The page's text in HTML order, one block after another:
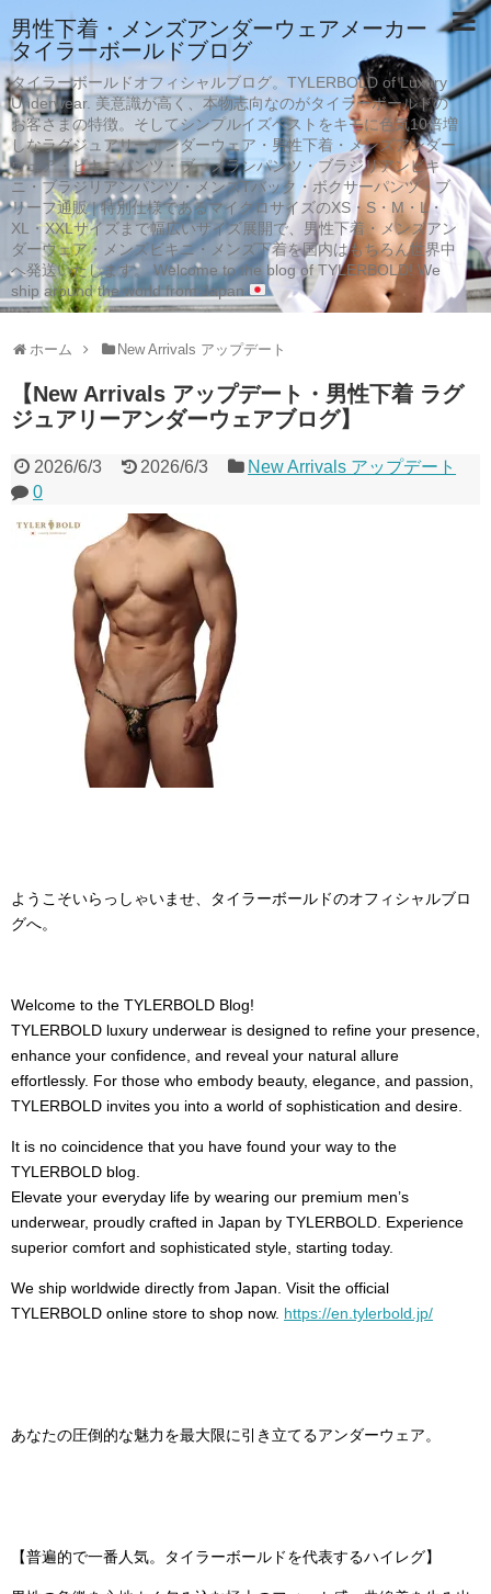
男性下着・メンズアンダーウェアメーカー
タイラーボールドブログ
タイラーボールドオフィシャルブログ。TYLERBOLD of Luxury
Underwear. 美意識が高く、本物志向なのがタイラーボールドの
お客さまの特徴。そしてシンプルイズベストをキモに色気10倍増
しなラグジュアリーアンダーウェア・男性下着・メンズアンダー
ウェア・ビキニパンツ・ブーメランパンツ・ブラジリアンビキ
ニ・ブラジリアンパンツ・メンズTバック・ボクサーパンツ・ブ
リーフ通販 | 特別仕様であるマイクロサイズのXS・S・M・L・
XL・XXLサイズまで幅広いサイズ展開で、男性下着・メンズアン
ダーウェア・メンズビキニ・メンズ下着を国内はもちろん世界中
へ発送いたします。 Welcome to the blog of TYLERBOLD! We
ship around the world from Japan
ホーム New Arrivals アップデート
【New Arrivals アップデート・男性下着 ラグ
ジュアリーアンダーウェアブログ】
2026/6/3 2026/6/3
New Arrivals アップデート
0
ようこそいらっしゃいませ、タイラーボールドのオフィシャルブロ
グへ。
Welcome to the TYLERBOLD Blog!
TYLERBOLD luxury underwear is designed to refine your presence,
enhance your confidence, and reveal your natural allure
effortlessly. For those who embody beauty, elegance, and passion,
TYLERBOLD invites you into a world of sophistication and desire.
It is no coincidence that you have found your way to the
TYLERBOLD blog.
Elevate your everyday life by wearing our premium men’s
underwear, proudly crafted in Japan by TYLERBOLD. Experience
superior comfort and sophisticated style, starting today.
We ship worldwide directly from Japan. Visit the official
TYLERBOLD online store to shop now. https://en.tylerbold.jp/
あなたの圧倒的な魅力を最大限に引き立てるアンダーウェア。
【普遍的で一番人気。タイラーボールドを代表するハイレグ】